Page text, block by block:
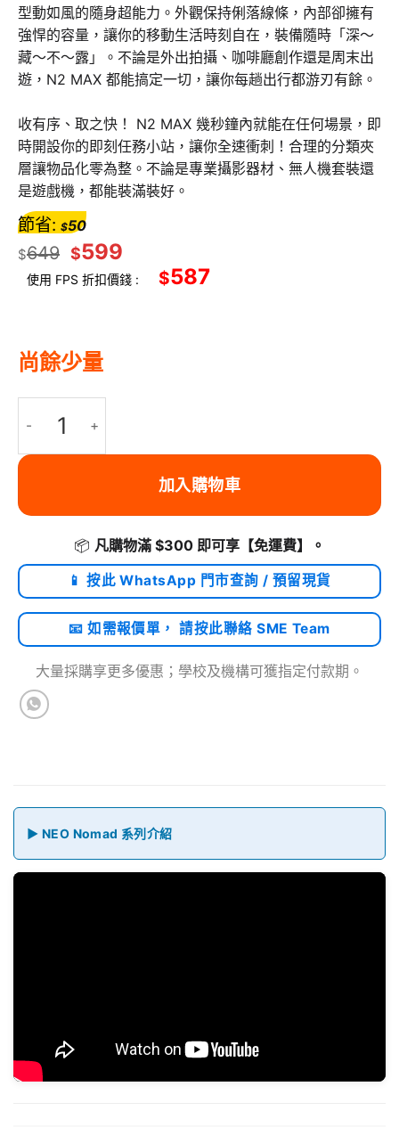
型動如風的隨身超能力。外觀保持俐落線條，內部卻擁有
強悍的容量，讓你的移動生活時刻自在，裝備隨時「深～
藏～不～露」。不論是外出拍攝、咖啡廳創作還是周末出
遊，N2 MAX 都能搞定一切，讓你每趟出行都游刃有餘。
收有序、取之快！ N2 MAX 幾秒鐘內就能在任何場景，即
時開設你的即刻任務小站，讓你全速衝刺！合理的分類夾
層讓物品化零為整。不論是專業攝影器材、無人機套裝還
是遊戲機，都能裝滿裝好。
$649 $599
節省: $50
使用 FPS 折扣價錢 : $587
尚餘少量
加入購物車
📦 凡購物滿 $300 即可享 【免運費】 。
📱 按此 WhatsApp 門市查詢 / 預留現貨
📧 如需報價單， 請按此聯絡 SME Team
大量採購享更多優惠；學校及機構可獲指定付款期。
▶ NEO Nomad 系列介紹